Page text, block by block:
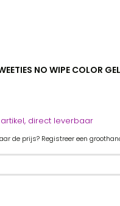
NO WIPE COLOR
direct leverbaar
de prijs? Registreer een